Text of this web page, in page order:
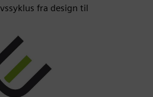
fra design til